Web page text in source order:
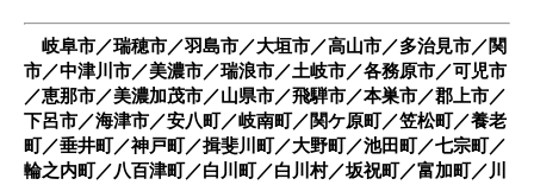
岐阜市／瑞穂市／羽島市／大垣市／高山市／多治見市／関
市／中津川市／美濃市／瑞浪市／土岐市／各務原市／可児市
／恵那市／美濃加茂市／山県市／飛騨市／本巣市／郡上市／
下呂市／海津市／安八町／岐南町／関ケ原町／笠松町／養老
町／垂井町／神戸町／揖斐川町／大野町／池田町／七宗町／
輪之内町／八百津町／白川町／白川村／坂祝町／富加町／川